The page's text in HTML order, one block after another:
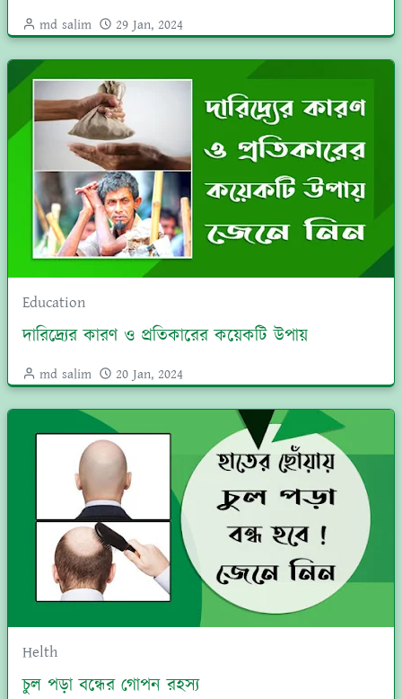
md salim 29 Jan, 2024
Education
দারিদ্র্যের কারণ ও প্রতিকারের কয়েকটি উপায়
md salim 20 Jan, 2024
Helth
চুল পড়া বন্ধের গোপন রহস্য